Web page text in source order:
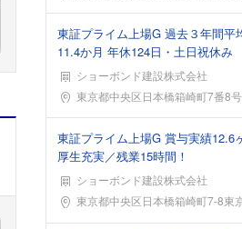
東証プライム上場G 過去３年間平
11.4か月 年休124日・土日祝休み
ショーボンド建設株式会社
勤務地東京都中央区日本橋箱崎町7番8号各線「
東証プライム上場G 賞与実績12.6
厚生充実／残業15時間！
ショーボンド建設株式会社
勤務地東京都中央区日本橋箱崎町7-8東京メト